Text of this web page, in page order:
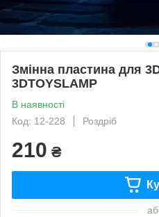
Змінна пластина для
3DTOYSLAMP
В наявності
Код: 12-228
Роздріб
210 ₴